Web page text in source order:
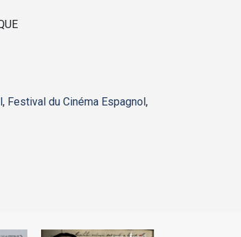
, Festival du Cinéma Espagnol,